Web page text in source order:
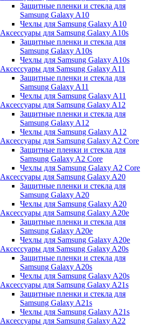
Защитные пленки и стекла для
Samsung Galaxy A10
Чехлы для Samsung Galaxy A10
Аксессуары для Samsung Galaxy A10s
Защитные пленки и стекла для
Samsung Galaxy A10s
Чехлы для Samsung Galaxy A10s
Аксессуары для Samsung Galaxy A11
Защитные пленки и стекла для
Samsung Galaxy A11
Чехлы для Samsung Galaxy A11
Аксессуары для Samsung Galaxy A12
Защитные пленки и стекла для
Samsung Galaxy A12
Чехлы для Samsung Galaxy A12
Аксессуары для Samsung Galaxy A2 Core
Защитные пленки и стекла для
Samsung Galaxy A2 Core
Чехлы для Samsung Galaxy A2 Core
Аксессуары для Samsung Galaxy A20
Защитные пленки и стекла для
Samsung Galaxy A20
Чехлы для Samsung Galaxy A20
Аксессуары для Samsung Galaxy A20e
Защитные пленки и стекла для
Samsung Galaxy A20e
Чехлы для Samsung Galaxy A20e
Аксессуары для Samsung Galaxy A20s
Защитные пленки и стекла для
Samsung Galaxy A20s
Чехлы для Samsung Galaxy A20s
Аксессуары для Samsung Galaxy A21s
Защитные пленки и стекла для
Samsung Galaxy A21s
Чехлы для Samsung Galaxy A21s
Аксессуары для Samsung Galaxy A22